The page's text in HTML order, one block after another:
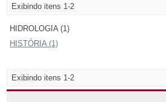
Exibindo itens 1-2
HIDROLOGIA (1)
HISTÓRIA (1)
Exibindo itens 1-2